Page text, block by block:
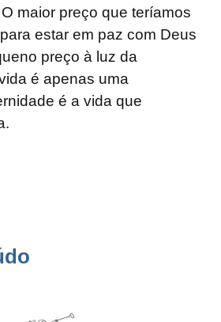
maior preço que teríamos
estar em paz com Deus
preço à luz da
é apenas uma
é a vida que